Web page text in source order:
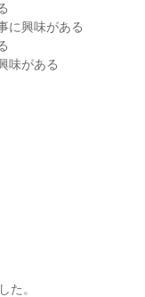
に興味がある
味がある
た。